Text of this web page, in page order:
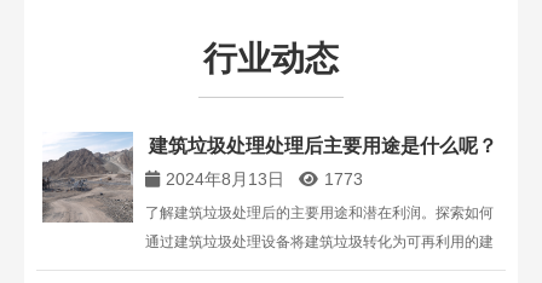
行业动态
建筑垃圾处理处理后主要用途是什么呢？
2024年8月13日 1773
了解建筑垃圾处理后的主要用途和潜在利润。探索如何
通过建筑垃圾处理设备将建筑垃圾转化为可再利用的建
筑材料，优化资源利用，并获取可观的经济效益。